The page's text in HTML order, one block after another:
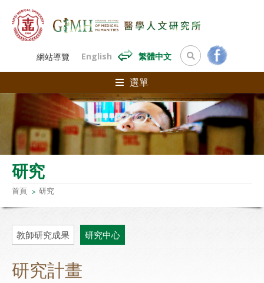
網站導覽 English 繁體中文
選單
研究
首頁 研究
教師研究成果 研究中心
研究計畫